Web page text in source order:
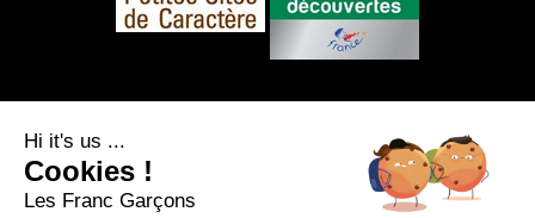
Hi it's us ...
Cookies !
Les Franc Garçons